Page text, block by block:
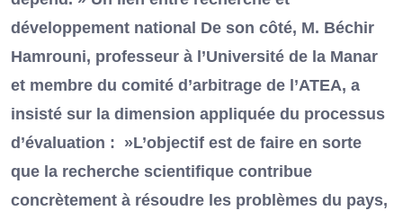
développement national De son côté, M. Béchir
Hamrouni, professeur à l’Université de la Manar
et membre du comité d’arbitrage de l’ATEA, a
insisté sur la dimension appliquée du processus
d’évaluation : »L’objectif est de faire en sorte
que la recherche scientifique contribue
concrètement à résoudre les problèmes du pays,